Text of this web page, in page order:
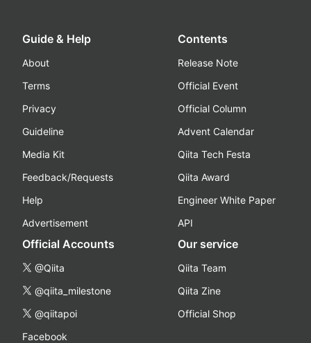
Guide & Help
About
Terms
Privacy
Guideline
Media Kit
Feedback/Requests
Help
Advertisement
Contents
Release Note
Official Event
Official Column
Advent Calendar
Qiita Tech Festa
Qiita Award
Engineer White Paper
API
Official Accounts
@Qiita
@qiita_milestone
@qiitapoi
Facebook
Our service
Qiita Team
Qiita Zine
Official Shop